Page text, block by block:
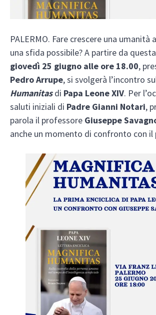
PALERMO. Fare crescere una umanità
una sfida possibile?A partire da
giovedì 25 giugno alle ore 18.00,
Pedro Arrupe,si svolgerà l’incontro
Humanitasdi Papa Leone XIV. Per
saluti iniziali di Padre Gianni Notari,
parola il professore Giuseppe
anche un momento di confronto con il